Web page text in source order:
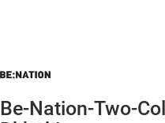
Be-Nation-Two-